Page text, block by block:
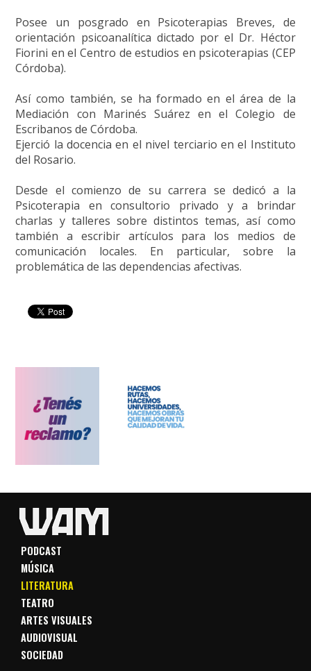
Posee un posgrado en Psicoterapias Breves, de
orientación psicoanalítica dictado por el Dr. Héctor
Fiorini en el Centro de estudios en psicoterapias (CEP
Córdoba).
Así como también, se ha formado en el área de la
Mediación con Marinés Suárez en el Colegio de
Escribanos de Córdoba.
Ejerció la docencia en el nivel terciario en el Instituto
del Rosario.
Desde el comienzo de su carrera se dedicó a la
Psicoterapia en consultorio privado y a brindar
charlas y talleres sobre distintos temas, así como
también a escribir artículos para los medios de
comunicación locales. En particular, sobre la
problemática de las dependencias afectivas.
PODCAST
MÚSICA
LITERATURA
TEATRO
ARTES VISUALES
AUDIOVISUAL
SOCIEDAD